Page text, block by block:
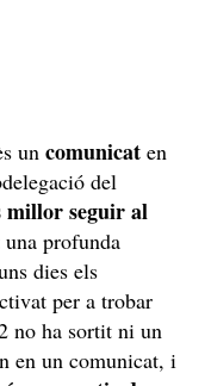
un comunicat en
del
millor seguir al
profunda
dies els
per a trobar
no ha sortit ni un
en un comunicat, i